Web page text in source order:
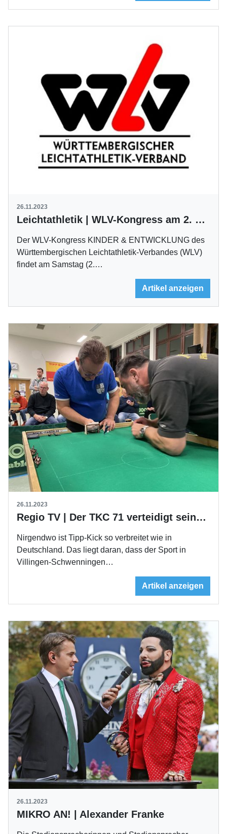
26.11.2023
Leichtathletik | WLV-Kongress am 2. Dezember
Der WLV-Kongress KINDER & ENTWICKLUNG des
Württembergischen Leichtathletik-Verbandes (WLV)
findet am Samstag (2.…
Artikel anzeigen
26.11.2023
Regio TV | Der TKC 71 verteidigt seinen Titel
Nirgendwo ist Tipp-Kick so verbreitet wie in
Deutschland. Das liegt daran, dass der Sport in
Villingen-Schwenningen…
Artikel anzeigen
26.11.2023
MIKRO AN! | Alexander Franke